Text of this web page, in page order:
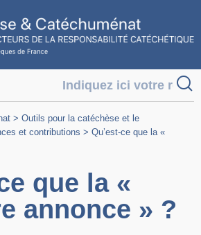
> Outils pour la catéchèse et le
et contributions > Qu’est-ce que la «
que la «
annonce » ?